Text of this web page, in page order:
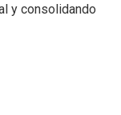
y consolidando